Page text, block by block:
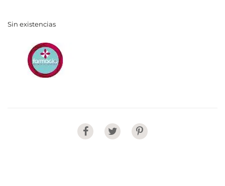
Sin existencias
Share